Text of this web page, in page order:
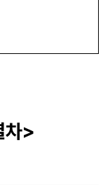
차>